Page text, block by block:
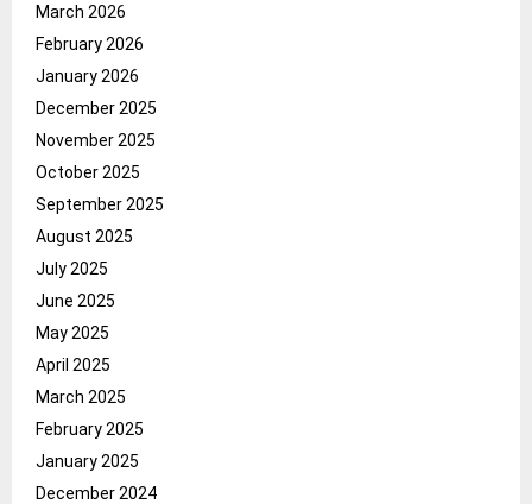
March 2026
February 2026
January 2026
December 2025
November 2025
October 2025
September 2025
August 2025
July 2025
June 2025
May 2025
April 2025
March 2025
February 2025
January 2025
December 2024